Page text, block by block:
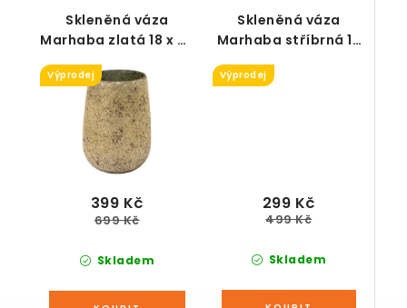
Skleněná váza
Marhaba zlatá 18 x 25
Výprodej
Skladem
399 Kč
699 Kč
Skleněná váza
Marhaba stříbrná 13
Výprodej
Skladem
299 Kč
499 Kč